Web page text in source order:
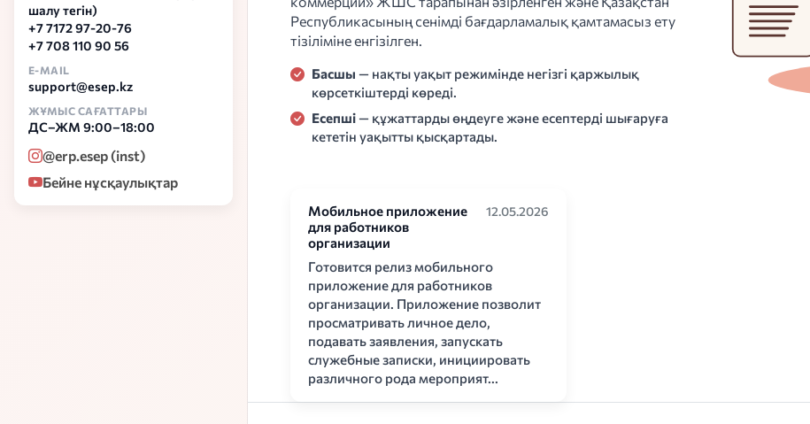
шалу тегін)
+7 7172 97-20-76
+7 708 110 90 56
E-MAIL
support@esep.kz
ЖҰМЫС САҒАТТАРЫ
ДС–ЖМ 9:00–18:00
@erp.esep (inst)
Бейне нұсқаулықтар
Республикасының сенімді бағдарламалық қамтамасыз ету
тізіліміне енгізілген.
Басшы — нақты уақыт режимінде негізгі қаржылық
көрсеткіштерді көреді.
Есепші— құжаттарды өңдеуге және есептерді шығаруға
кететін уақытты қысқартады.
Мобильное приложение
для работников
организации
12.05.2026
Готовится релиз мобильного
приложение для работников
организации. Приложение позволит
просматривать личное дело,
подавать заявления, запускать
служебные записки, инициировать
различного рода мероприят...